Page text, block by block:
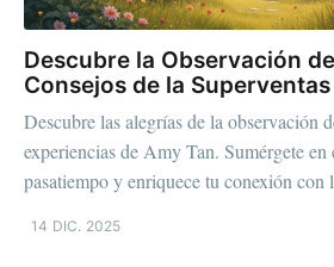
Descubre la Observación
Consejos de la
Descubre las alegrías de la observación
experiencias de Amy Tan. Sumérgete en
pasatiempo y enriquece tu conexión con
14 DIC. 2025